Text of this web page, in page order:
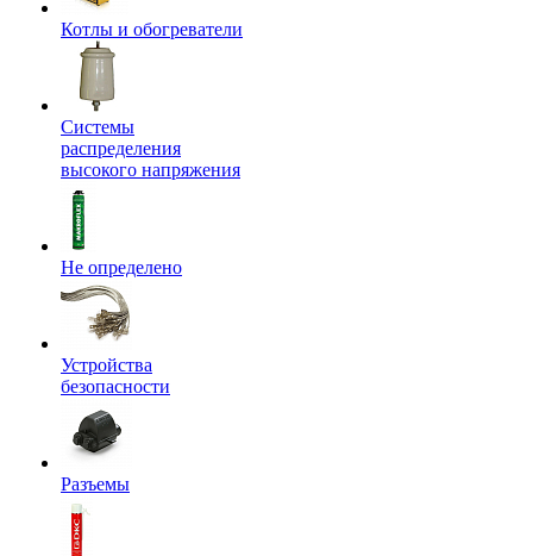
Котлы и обогреватели
Системы
распределения
высокого напряжения
Не определено
Устройства
безопасности
Разъемы